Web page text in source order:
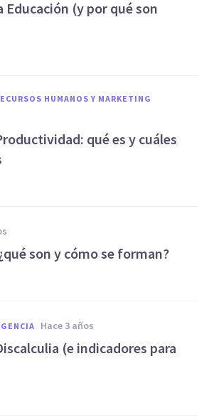
Educación (y por qué son
HUMANOS Y MARKETING
qué es y cuáles
son y cómo se forman?
hace 3 años
(e indicadores para